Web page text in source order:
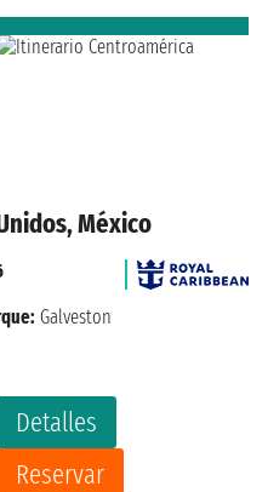
México
Detalles
Reservar
Galveston